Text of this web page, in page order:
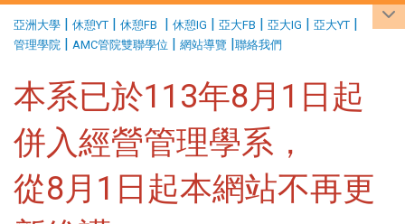
亞洲大學 | 休憩YT | 休憩FB | 休憩IG | 亞大FB | 亞大IG | 亞大YT |
管理學院 | AMC管院雙聯學位 | 網站導覽 |聯絡我們
本系已於113年8月1日起
併入經營管理學系，
從8月1日起本網站不再更